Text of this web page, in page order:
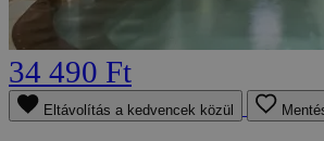
34 490 Ft
Eltávolítás a kedvencek közül